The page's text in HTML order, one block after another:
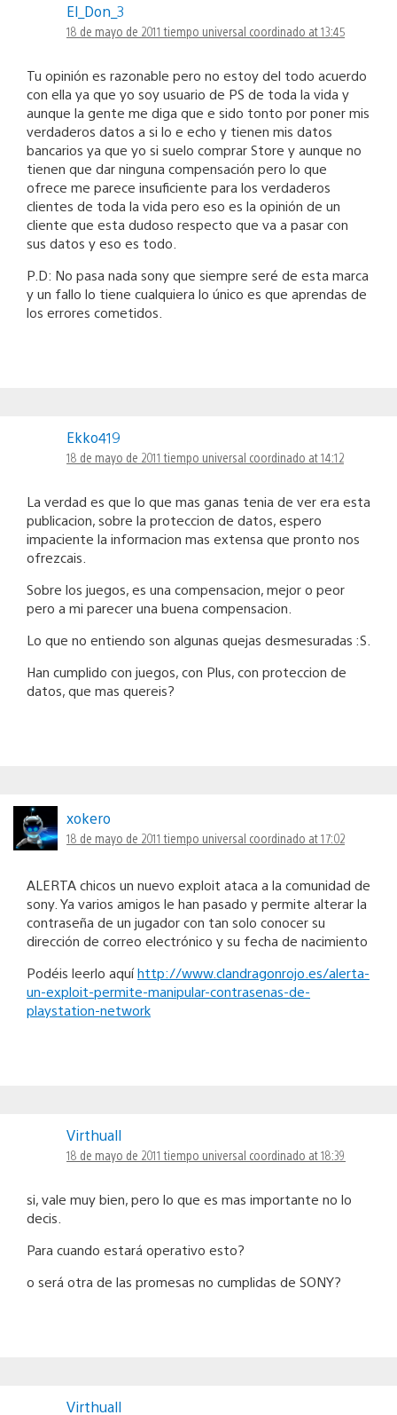
El_Don_3
18 de mayo de 2011 tiempo universal coordinado at 13:45
Tu opinión es razonable pero no estoy del todo acuerdo
con ella ya que yo soy usuario de PS de toda la vida y
aunque la gente me diga que e sido tonto por poner mis
verdaderos datos a si lo e echo y tienen mis datos
bancarios ya que yo si suelo comprar Store y aunque no
tienen que dar ninguna compensación pero lo que
ofrece me parece insuficiente para los verdaderos
clientes de toda la vida pero eso es la opinión de un
cliente que esta dudoso respecto que va a pasar con
sus datos y eso es todo.
P.D: No pasa nada sony que siempre seré de esta marca
y un fallo lo tiene cualquiera lo único es que aprendas de
los errores cometidos.
Ekko419
18 de mayo de 2011 tiempo universal coordinado at 14:12
La verdad es que lo que mas ganas tenia de ver era esta
publicacion, sobre la proteccion de datos, espero
impaciente la informacion mas extensa que pronto nos
ofrezcais.
Sobre los juegos, es una compensacion, mejor o peor
pero a mi parecer una buena compensacion.
Lo que no entiendo son algunas quejas desmesuradas :S.
Han cumplido con juegos, con Plus, con proteccion de
datos, que mas quereis?
xokero
18 de mayo de 2011 tiempo universal coordinado at 17:02
ALERTA chicos un nuevo exploit ataca a la comunidad de
sony. Ya varios amigos le han pasado y permite alterar la
contraseña de un jugador con tan solo conocer su
dirección de correo electrónico y su fecha de nacimiento
Podéis leerlo aquíhttp://www.clandragonrojo.es/alerta-
un-exploit-permite-manipular-contrasenas-de-
playstation-network
Virthuall
18 de mayo de 2011 tiempo universal coordinado at 18:39
si, vale muy bien, pero lo que es mas importante no lo
decis.
Para cuando estará operativo esto?
o será otra de las promesas no cumplidas de SONY?
Virthuall